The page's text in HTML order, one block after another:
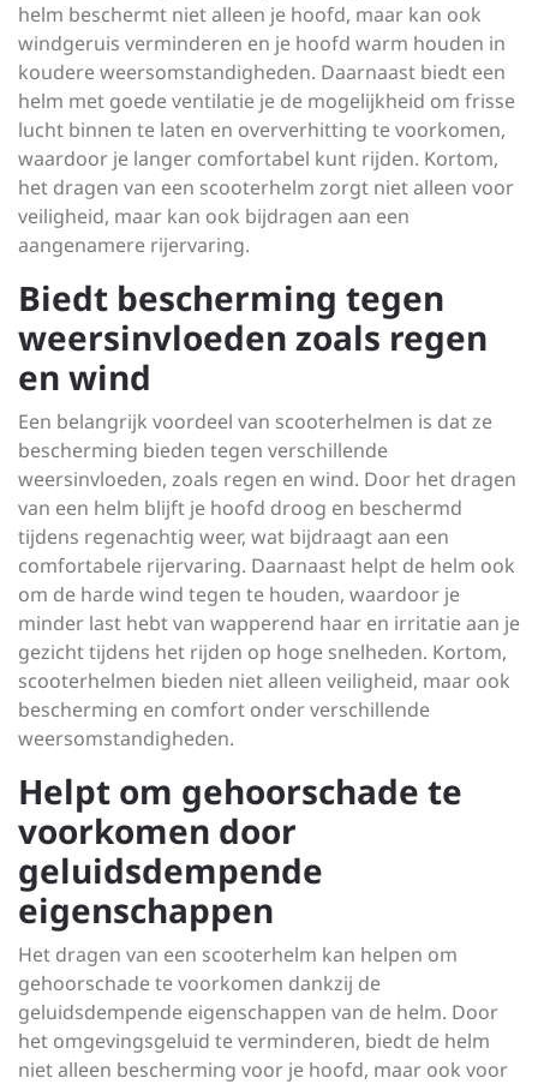
helm beschermt niet alleen je hoofd, maar kan ook
windgeruis verminderen en je hoofd warm houden in
koudere weersomstandigheden. Daarnaast biedt een
helm met goede ventilatie je de mogelijkheid om frisse
lucht binnen te laten en oververhitting te voorkomen,
waardoor je langer comfortabel kunt rijden. Kortom,
het dragen van een scooterhelm zorgt niet alleen voor
veiligheid, maar kan ook bijdragen aan een
aangenamere rijervaring.
Biedt bescherming tegen
weersinvloeden zoals regen
en wind
Een belangrijk voordeel van scooterhelmen is dat ze
bescherming bieden tegen verschillende
weersinvloeden, zoals regen en wind. Door het dragen
van een helm blijft je hoofd droog en beschermd
tijdens regenachtig weer, wat bijdraagt aan een
comfortabele rijervaring. Daarnaast helpt de helm ook
om de harde wind tegen te houden, waardoor je
minder last hebt van wapperend haar en irritatie aan je
gezicht tijdens het rijden op hoge snelheden. Kortom,
scooterhelmen bieden niet alleen veiligheid, maar ook
bescherming en comfort onder verschillende
weersomstandigheden.
Helpt om gehoorschade te
voorkomen door
geluidsdempende
eigenschappen
Het dragen van een scooterhelm kan helpen om
gehoorschade te voorkomen dankzij de
geluidsdempende eigenschappen van de helm. Door
het omgevingsgeluid te verminderen, biedt de helm
niet alleen bescherming voor je hoofd, maar ook voor